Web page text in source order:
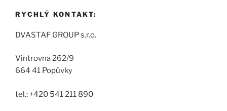
RYCHLÝ KONTAKT:
DVASTAF GROUP s.r.o.
Vintrovna 262/9
664 41 Popůvky
tel.: +420 541 211 890